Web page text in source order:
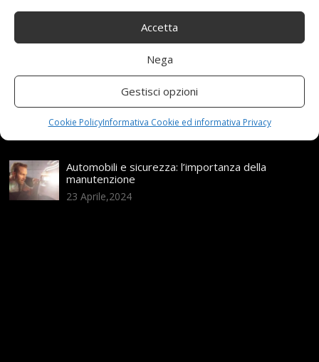
Accetta
Nega
Gestisci opzioni
Cookie PolicyInformativa Cookie ed informativa Privacy
21 Aprile,2026
25 Novembre,2024
Nuova MG ZS Hybrid+: i SUV si fanno ibridi
24 Novembre,2024
Automobili e sicurezza: l’importanza della
manutenzione
23 Aprile,2024